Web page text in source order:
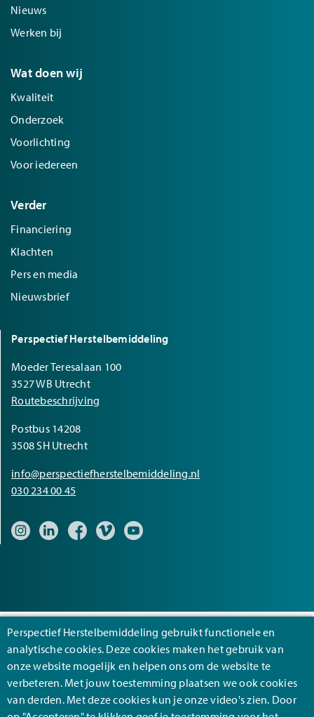
Nieuws
Werken bij
Wat doen wij
Kwaliteit
Onderzoek
Voorlichting
Voor iedereen
Verder
Financiering
Klachten
Pers en media
Nieuwsbrief
Perspectief Herstelbemiddeling
Moeder Teresalaan 100
3527 WB Utrecht
Routebeschrijving
Postbus 14208
3508 SH Utrecht
info@perspectiefherstelbemiddeling.nl
030 234 00 45
Bezoek onze Instagram pagina
Bezoek onze LinkedIn pagina
Bezoek onze Facebook pagina
Bezoek onze Vimeo pagina
Bezoek onze YouTube pagina
Footer
Algemene voorwaarden
Cookies
Privacy
Perspectief Herstelbemiddeling gebruikt functionele en
analytische cookies. Deze cookies maken het gebruik van
onze website mogelijk en helpen ons om de website te
verbeteren. Met jouw toestemming plaatsen we ook cookies
van derden. Met deze cookies kun je onze video's zien. Door